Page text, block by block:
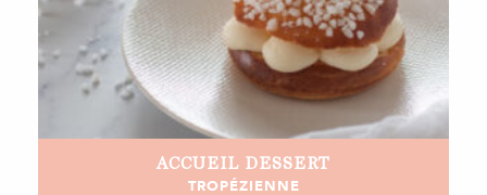
ACCUEIL DESSERT
TROPÉZIENNE